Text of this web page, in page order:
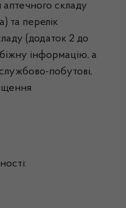
складу
та перелік
(додаток 2 до
інформацію, а
побутові,